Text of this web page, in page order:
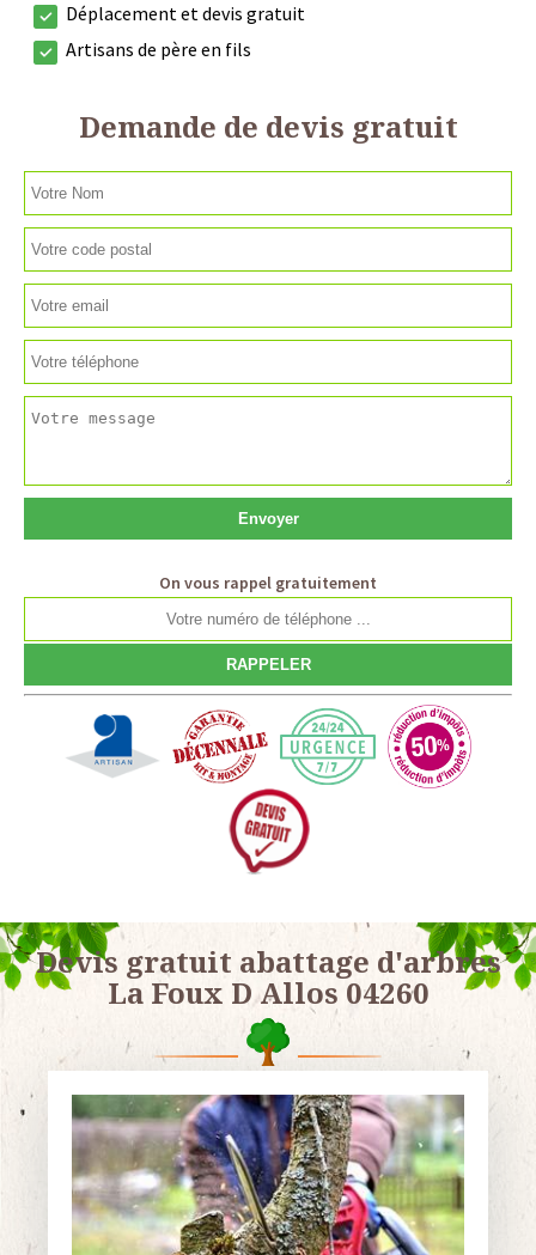
Déplacement et devis gratuit
Artisans de père en fils
Demande de devis gratuit
On vous rappel gratuitement
Devis gratuit abattage d'arbres
La Foux D Allos 04260